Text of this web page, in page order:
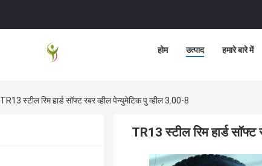
होम उत्पाद हमारे बारे में
TR13 स्टील रिम हार्ड सॉफ्ट रबर व्हील पेन्युमेटिक पु व्हील 3.00-8
TR13 स्टील रिम हार्ड